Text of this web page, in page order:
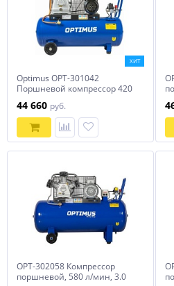
ХИТ
Optimus OPT-301042
Поршневой компрессор 420
100 л
44 660 руб.
OPT-302058 Компрессор
поршневой, 580 л/мин, 3.0